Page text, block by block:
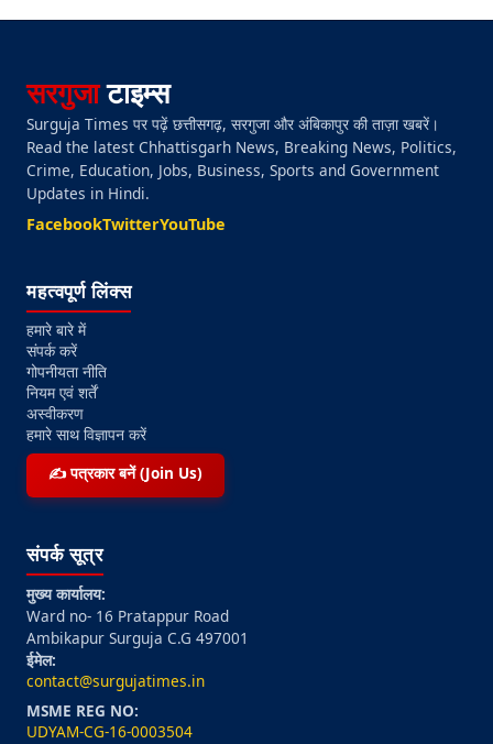
सरगुजाटाइम्स
Surguja Times पर पढ़ें छत्तीसगढ़, सरगुजा और अंबिकापुर की ताज़ा खबरें।
Read the latest Chhattisgarh News, Breaking News, Politics,
Crime, Education, Jobs, Business, Sports and Government
Updates in Hindi.
FacebookTwitterYouTube
महत्वपूर्ण लिंक्स
हमारे बारे में
संपर्क करें
गोपनीयता नीति
नियम एवं शर्तें
अस्वीकरण
हमारे साथ विज्ञापन करें
✍️ पत्रकार बनें (Join Us)
संपर्क सूत्र
मुख्य कार्यालय:
Ward no- 16 Pratappur Road
Ambikapur Surguja C.G 497001
ईमेल:
contact@surgujatimes.in
MSME REG NO:
UDYAM-CG-16-0003504